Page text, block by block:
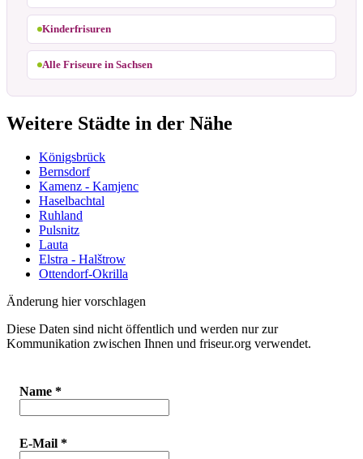
Kinderfrisuren
Alle Friseure in Sachsen
Weitere Städte in der Nähe
Königsbrück
Bernsdorf
Kamenz - Kamjenc
Haselbachtal
Ruhland
Pulsnitz
Lauta
Elstra - Halštrow
Ottendorf-Okrilla
Änderung hier vorschlagen
Diese Daten sind nicht öffentlich und werden nur zur
Kommunikation zwischen Ihnen und friseur.org verwendet.
Name *
E-Mail *